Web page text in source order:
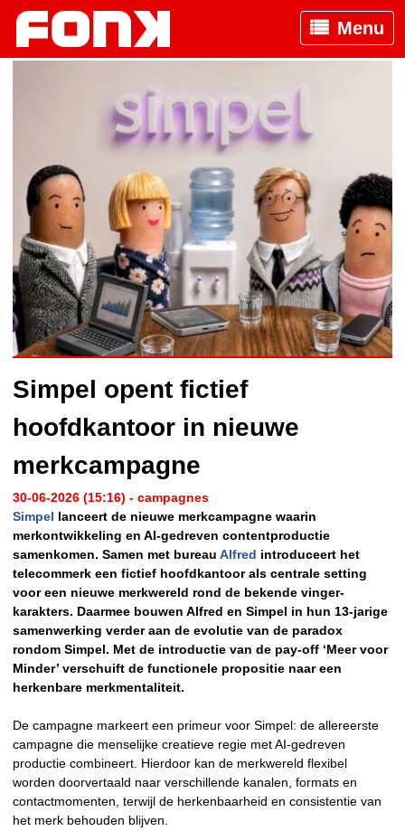
Menu
Simpel opent fictief
hoofdkantoor in nieuwe
merkcampagne
30-06-2026 (15:16) - campagnes
Simpel lanceert de nieuwe merkcampagne waarin
merkontwikkeling en AI-gedreven contentproductie
samenkomen. Samen met bureau Alfred introduceert het
telecommerk een fictief hoofdkantoor als centrale setting
voor een nieuwe merkwereld rond de bekende vinger-
karakters. Daarmee bouwen Alfred en Simpel in hun 13-jarige
samenwerking verder aan de evolutie van de paradox
rondom Simpel. Met de introductie van de pay-off ‘Meer voor
Minder’ verschuift de functionele propositie naar een
herkenbare merkmentaliteit.
De campagne markeert een primeur voor Simpel: de allereerste
campagne die menselijke creatieve regie met AI-gedreven
productie combineert. Hierdoor kan de merkwereld flexibel
worden doorvertaald naar verschillende kanalen, formats en
contactmomenten, terwijl de herkenbaarheid en consistentie van
het merk behouden blijven.